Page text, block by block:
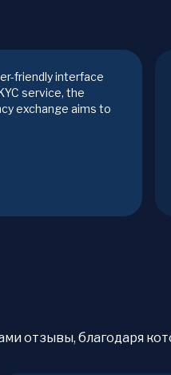
friendly interface
service, the
exchange aims to
отзывы, благодаря